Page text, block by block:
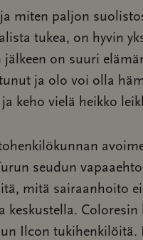
miten paljon
tukea, on hyvin
jälkeen on suuri
ja olo voi olla
ja keho vielä heikko
seudun
mitä sairaanhoito
keskustella.
Ilcon